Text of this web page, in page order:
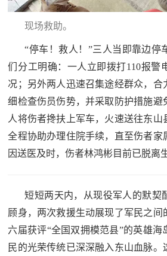
旅
关
我
们
现场救助。
“停车！救人！”三人当即靠边停
们分工明确：一人立即拨打110报警
况；另外两人迅速召集途经群众，合
细检查伤员伤势，并采取防护措施避
人将伤者搀扶上军车，火速送往东山
全程协助办理住院手续，直至伤者家
因送医及时，伤者林鸿彬目前已脱离
短短两天内，从现役军人的默契
顾身，两次救援生动展现了军民之间
六届获评“全国双拥模范县”的英雄海
民的光荣传统已深深融入东山血脉。